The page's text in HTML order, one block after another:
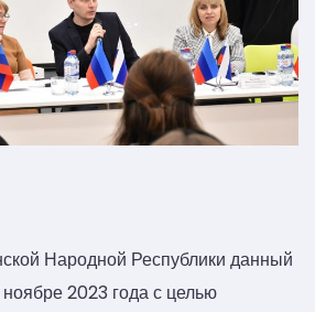
Народной Республики данный
2023 года с целью